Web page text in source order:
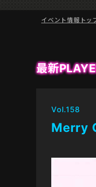
イベント情報 トッ
最新
Vol.158
Merry